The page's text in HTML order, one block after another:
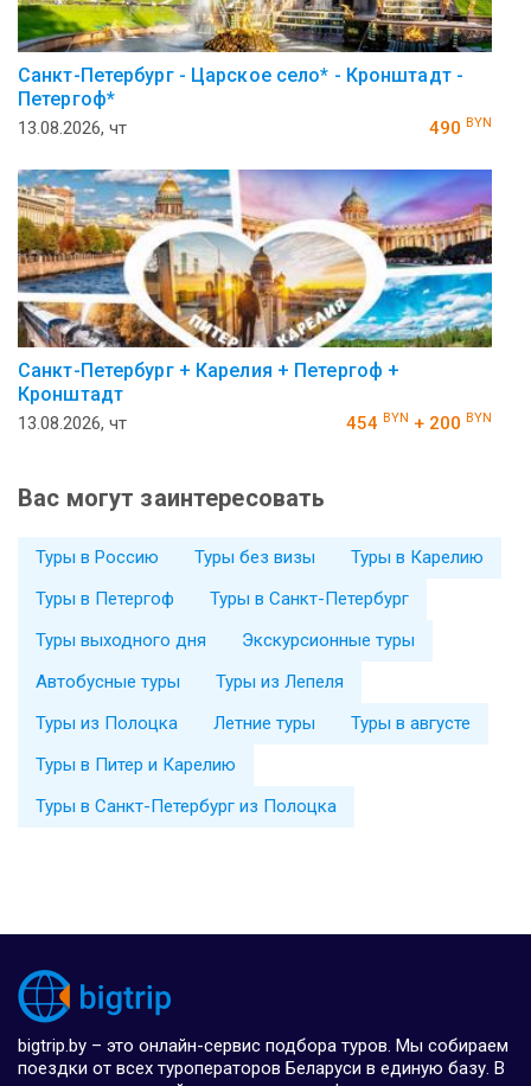
Санкт-Петербург - Царское село* - Кронштадт -
Петергоф*
13.08.2026, чт 490 BYN
Санкт-Петербург + Карелия + Петергоф +
Кронштадт
13.08.2026, чт 454 BYN + 200 BYN
Вас могут заинтересовать
Туры в Россию Туры без визы
Туры в Карелию
Туры в Петергоф
Туры в Санкт-Петербург
Туры выходного дня
Экскурсионные туры
Автобусные туры
Туры из Лепеля
Туры из Полоцка
Летние туры
Туры в августе
Туры в Питер и Карелию
Туры в Санкт-Петербург из Полоцка
bigtrip.by – это онлайн-сервис подбора туров. Мы собираем
поездки от всех туроператоров Беларуси в единую базу. В